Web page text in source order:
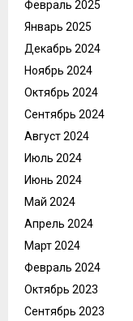
Февраль 2025
Январь 2025
Декабрь 2024
Ноябрь 2024
Октябрь 2024
Сентябрь 2024
Август 2024
Июль 2024
Июнь 2024
Май 2024
Апрель 2024
Март 2024
Февраль 2024
Октябрь 2023
Сентябрь 2023